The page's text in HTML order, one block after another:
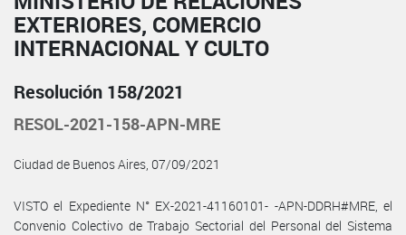
EXTERIORES, COMERCIO
INTERNACIONAL Y CULTO
Resolución 158/2021
RESOL-2021-158-APN-MRE
Ciudad de Buenos Aires, 07/09/2021
VISTO el Expediente N° EX-2021-41160101- -APN-DDRH#MRE, el
Convenio Colectivo de Trabajo Sectorial del Personal del Sistema